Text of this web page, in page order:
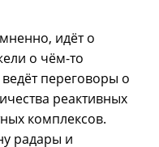
идёт о
о чём-то
переговоры о
реактивных
комплексов.
радары и